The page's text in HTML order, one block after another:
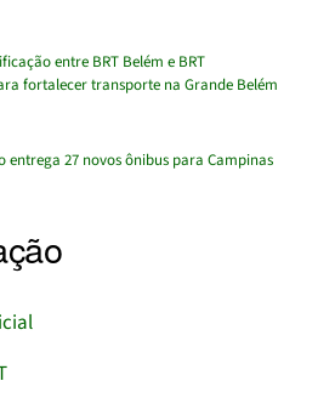
entre BRT Belém e BRT
fortalecer transporte na Grande Belém
entrega 27 novos ônibus para Campinas